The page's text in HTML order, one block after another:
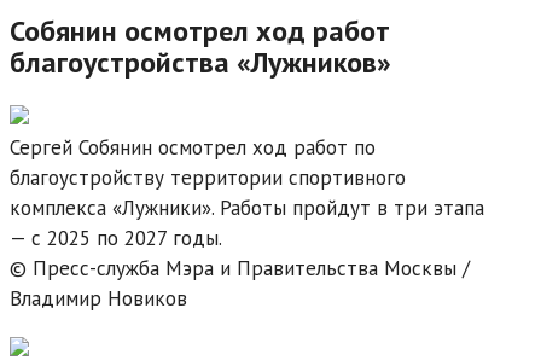
Собянин осмотрел ход работ
благоустройства «Лужников»
Сергей Собянин осмотрел ход работ по
благоустройству территории спортивного
комплекса «Лужники». Работы пройдут в три этапа
— с 2025 по 2027 годы.
© Пресс-служба Мэра и Правительства Москвы /
Владимир Новиков